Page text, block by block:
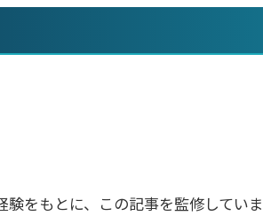
をもとに、この記事を監修していま